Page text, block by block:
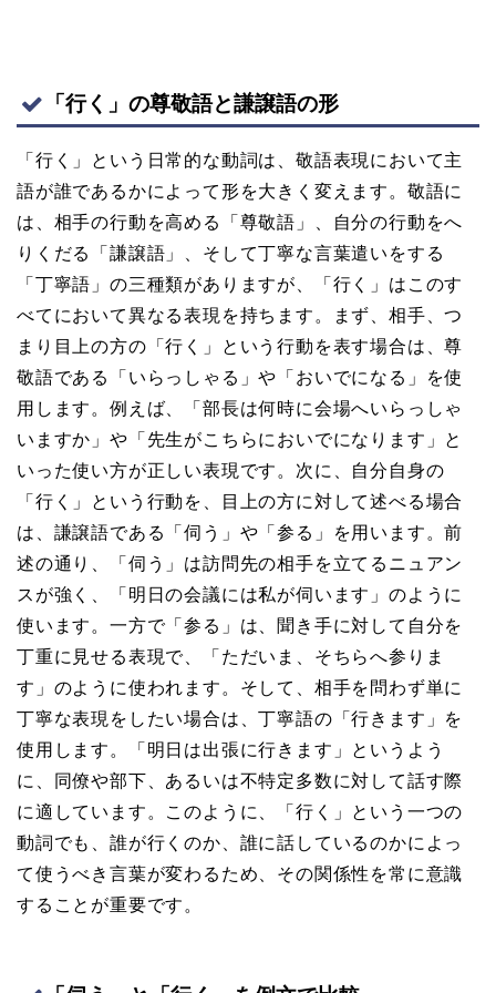
「行く」の尊敬語と謙譲語の形
「行く」という日常的な動詞は、敬語表現において主
語が誰であるかによって形を大きく変えます。敬語に
は、相手の行動を高める「尊敬語」、自分の行動をへ
りくだる「謙譲語」、そして丁寧な言葉遣いをする
「丁寧語」の三種類がありますが、「行く」はこのす
べてにおいて異なる表現を持ちます。まず、相手、つ
まり目上の方の「行く」という行動を表す場合は、尊
敬語である「いらっしゃる」や「おいでになる」を使
用します。例えば、「部長は何時に会場へいらっしゃ
いますか」や「先生がこちらにおいでになります」と
いった使い方が正しい表現です。次に、自分自身の
「行く」という行動を、目上の方に対して述べる場合
は、謙譲語である「伺う」や「参る」を用います。前
述の通り、「伺う」は訪問先の相手を立てるニュアン
スが強く、「明日の会議には私が伺います」のように
使います。一方で「参る」は、聞き手に対して自分を
丁重に見せる表現で、「ただいま、そちらへ参りま
す」のように使われます。そして、相手を問わず単に
丁寧な表現をしたい場合は、丁寧語の「行きます」を
使用します。「明日は出張に行きます」というよう
に、同僚や部下、あるいは不特定多数に対して話す際
に適しています。このように、「行く」という一つの
動詞でも、誰が行くのか、誰に話しているのかによっ
て使うべき言葉が変わるため、その関係性を常に意識
することが重要です。